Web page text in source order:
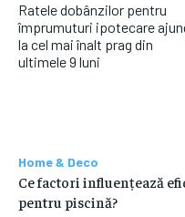
Ratele dobânzilor pentru
împrumuturi ipotecare
la cel mai înalt prag din
ultimele 9 luni
Home & Deco
Ce factori influențează
pentru piscină?